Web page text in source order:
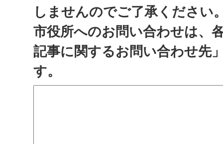
しませんのでご了承ください
市役所へのお問い合わせは、
記事に関するお問い合わせ先
す。